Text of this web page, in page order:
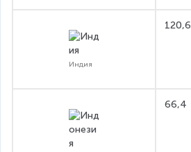
Индия
120,6
66,4